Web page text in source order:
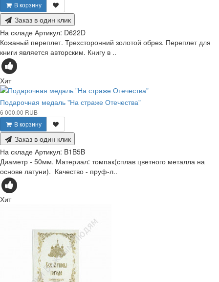
В корзину
Заказ в один клик
На складе Артикул: D622D
Кожаный переплет. Трехсторонний золотой обрез. Переплет для
книги является авторским. Книгу в ..
Хит
Подарочная медаль "На страже Отечества"
6 000.00 RUB
В корзину
Заказ в один клик
На складе Артикул: B1B5B
Диаметр - 50мм. Материал: томпак(сплав цветного металла на
основе латуни). Качество - пруф-л..
Хит